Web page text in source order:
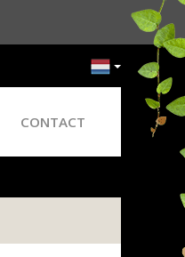
CONTACT